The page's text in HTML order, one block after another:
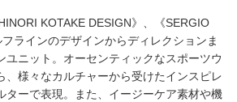
KOTAKE DESIGN》、《SERGIO
ラインのデザインからディレクションま
ユニット。オーセンティックなスポーツウ
、様々なカルチャーから受けたインスピレ
ターで表現。また、イージーケア素材や機